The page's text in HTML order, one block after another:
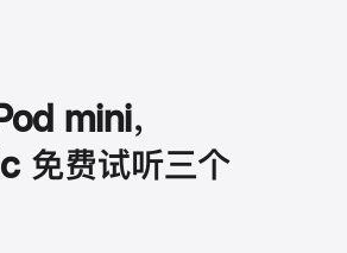
mini，
免费试听三个